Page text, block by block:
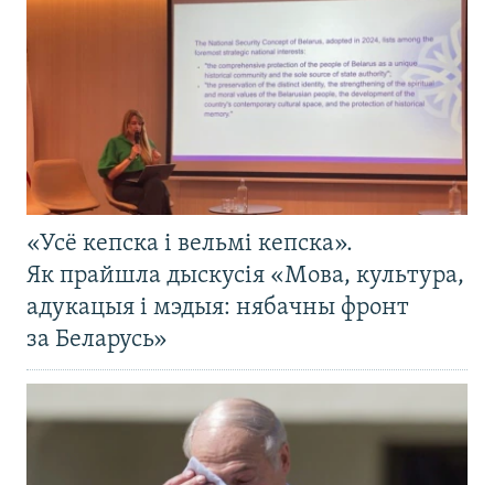
«Усё кепска і вельмі кепска».
Як прайшла дыскусія «Мова, культура,
адукацыя і мэдыя: нябачны фронт
за Беларусь»